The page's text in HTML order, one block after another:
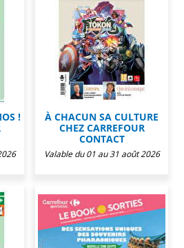
!
À CHACUN SA CULTURE
CHEZ CARREFOUR
CONTACT
Valable du 01 au 31 août 2026